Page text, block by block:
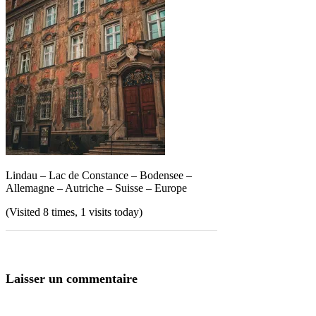
Lindau – Lac de Constance – Bodensee –
Allemagne – Autriche – Suisse – Europe
(Visited 8 times, 1 visits today)
Laisser un commentaire